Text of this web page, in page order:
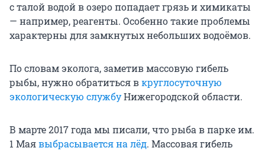
с талой водой в озеро попадает грязь и химикаты
— например, реагенты. Особенно такие проблемы
характерны для замкнутых небольших водоёмов.
По словам эколога, заметив массовую гибель
рыбы, нужно обратиться вкруглосуточную
экологическую службуНижегородской области.
В марте 2017 года мы писали, что рыба в парке им.
1 Маявыбрасывается на лёд. Массовая гибель